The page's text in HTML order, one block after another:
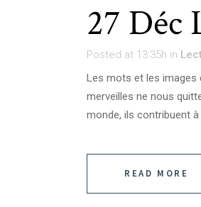
27 Déc
Posted at 13:35h in
Les mots et les images
merveilles ne nous
monde, ils contribuent
READ MORE